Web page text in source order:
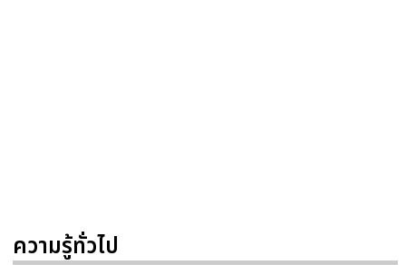
ความรู้ทั่วไป